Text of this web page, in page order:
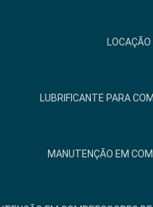
LUBRIFICANTE PARA
MANUTENÇÃO EM